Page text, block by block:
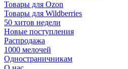
Товары для Ozon
Товары для Wildberries
50 хитов недели
Новые поступления
Распродажа
1000 мелочей
Одностраничникам